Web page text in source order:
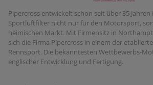
Pipercross entwickelt schon seit über 35
Sportluftfilter nicht nur für den Motorsport,
heimischen Markt. Mit Firmensitz in
sich die Firma Pipercross in einem der
Rennsport. Die bekanntesten Wettbewerbs-
englischer Entwicklung und Fertigung.